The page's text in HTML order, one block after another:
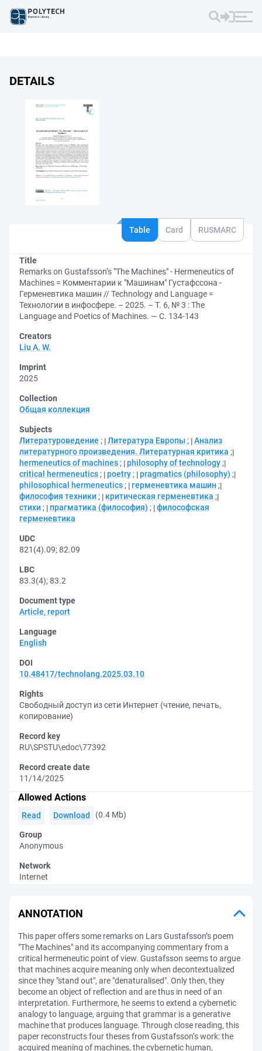
DETAILS
Table Card RUSMARC
Title
Remarks on Gustafsson’s "The Machines" - Hermeneutics of
Machines = Комментарии к "Машинам" Густафссона -
Герменевтика машин // Technology and Language =
Технологии в инфосфере. – 2025. – Т. 6, № 3 : The
Language and Poetics of Machines. — С. 134-143
Creators
Liu A. W.
Imprint
2025
Collection
Общая коллекция
Subjects
Литературоведение ; Литература Европы ; Анализ
литературного произведения. Литературная критика ;
hermeneutics of machines ; philosophy of technology ;
critical hermeneutics ; poetry ; pragmatics (philosophy) ;
philosophical hermeneutics ; герменевтика машин ;
философия техники ; критическая герменевтика ;
стихи ; прагматика (философия) ; философская
герменевтика
UDC
821(4).09;82.09
LBC
83.3(4);83.2
Document type
Article, report
Language
English
DOI
10.48417/technolang.2025.03.10
Rights
Свободный доступ из сети Интернет (чтение, печать,
копирование)
Record key
RU\SPSTU\edoc\77392
Record create date
11/14/2025
Allowed Actions
Read Download (0.4 Mb)
Group
Anonymous
Network
Internet
ANNOTATION
This paper offers some remarks on Lars Gustafsson’s poem
"The Machines" and its accompanying commentary from a
critical hermeneutic point of view. Gustafsson seems to argue
that machines acquire meaning only when decontextualized
since they "stand out", are "denaturalised". Only then, they
become an object of reflection and are thus in need of an
interpretation. Furthermore, he seems to extend a cybernetic
analogy to language, arguing that grammar is a generative
machine that produces language. Through close reading, this
paper reconstructs four theses from Gustafsson’s work: the
acquired meaning of machines, the cybernetic human,